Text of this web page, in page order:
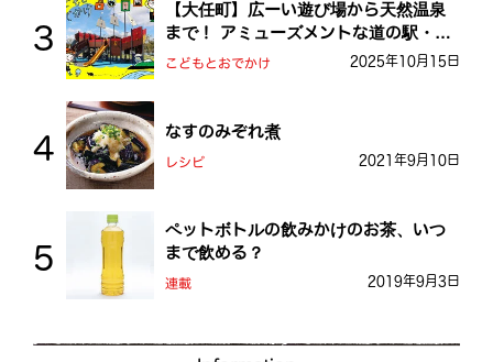
【大任町】広ーい遊び場から天然温泉
まで！ アミューズメントな道の駅・お
おとう桜街道
こどもとおでかけ 2025年10月15日
なすのみぞれ煮
レシピ 2021年9月10日
ペットボトルの飲みかけのお茶、いつ
まで飲める？
連載 2019年9月3日